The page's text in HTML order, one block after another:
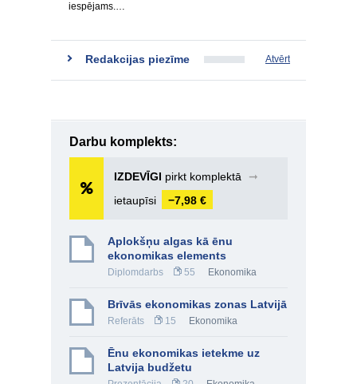
iespējams.…
Redakcijas piezīme Atvērt
Darbu komplekts:
IZDEVĪGI pirkt komplektā
➞
ietaupīsi
−7,98 €
Aplokšņu algas kā ēnu
ekonomikas elements
Diplomdarbs 55 Ekonomika
Brīvās ekonomikas zonas Latvijā
Referāts 15 Ekonomika
Ēnu ekonomikas ietekme uz
Latvija budžetu